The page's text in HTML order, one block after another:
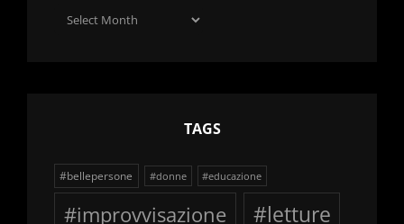
Archivio
TAGS
#bellepersone #donne #educazione
#improvvisazione #letture